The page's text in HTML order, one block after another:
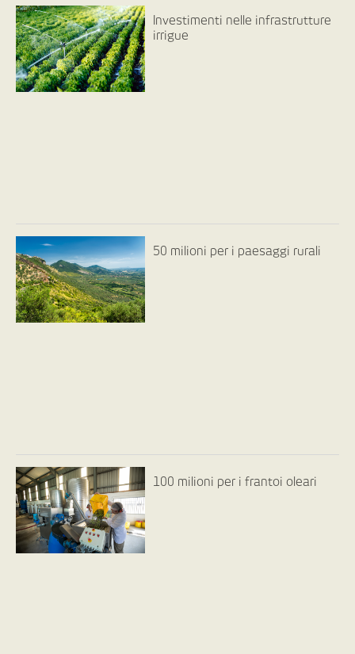
Investimenti nelle infrastrutture
irrigue
50 milioni per i paesaggi rurali
100 milioni per i frantoi oleari